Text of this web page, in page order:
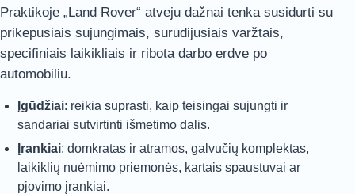
Praktikoje „Land Rover“ atveju dažnai tenka susidurti su
prikepusiais sujungimais, surūdijusiais varžtais,
specifiniais laikikliais ir ribota darbo erdve po
automobiliu.
Įgūdžiai: reikia suprasti, kaip teisingai sujungti ir
sandariai sutvirtinti išmetimo dalis.
Įrankiai: domkratas ir atramos, galvučių komplektas,
laikiklių nuėmimo priemonės, kartais spaustuvai ar
pjovimo įrankiai.